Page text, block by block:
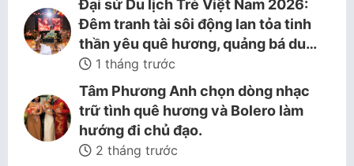
Đại sứ Du lịch Trẻ Việt Nam 2026:
Đêm tranh tài sôi động lan tỏa tinh
thần yêu quê hương, quảng bá du…
1 tháng trước
Tâm Phương Anh chọn dòng nhạc
trữ tình quê hương và Bolero làm
hướng đi chủ đạo.
2 tháng trước